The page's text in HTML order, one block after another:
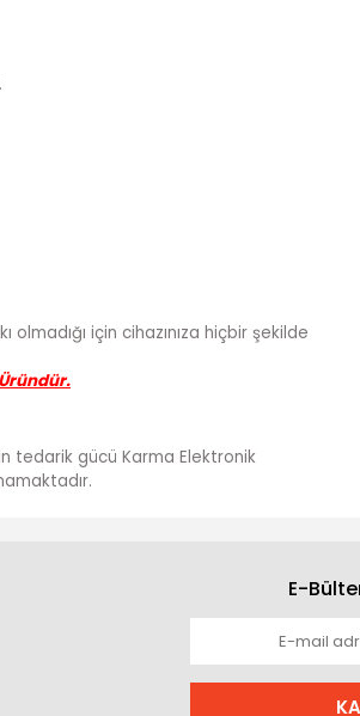
olmadığı için cihazınıza hiçbir şekilde
tedarik gücü Karma Elektronik
E-